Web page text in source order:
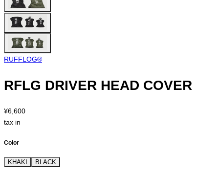
RUFFLOG®︎
RFLG DRIVER HEAD COVER
¥6,600
tax in
Color
KHAKI BLACK